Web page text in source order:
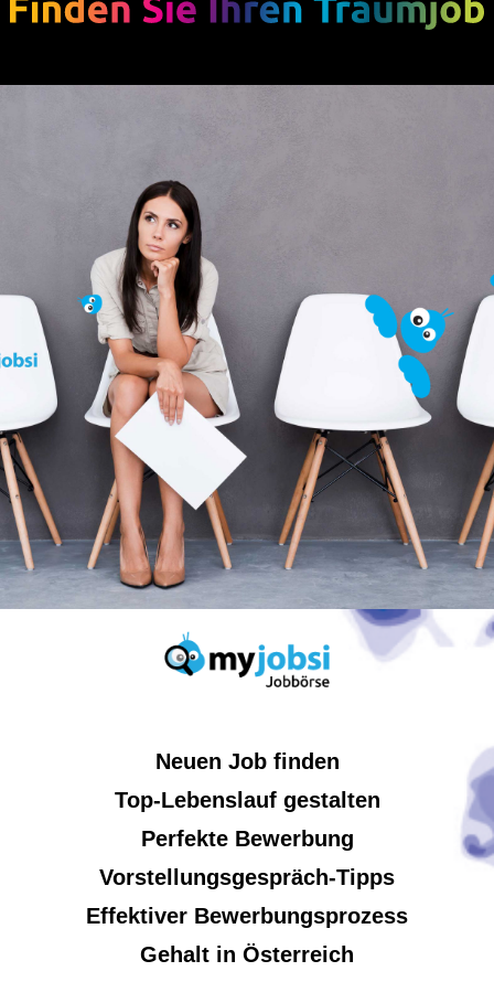
Neuen Job finden
Top-Lebenslauf gestalten
Perfekte Bewerbung
Vorstellungsgespräch-Tipps
Effektiver Bewerbungsprozess
Gehalt in Österreich